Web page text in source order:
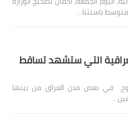
باستثنا…
التي ستشهد تساقط
في بعض مدن العراق من بينها